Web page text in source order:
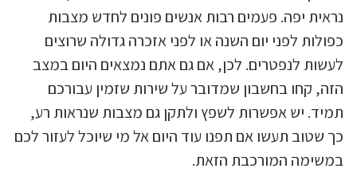
נראית יפה. פעמים רבות אנשים פונים לחדש מצבות
כפולות לפני יום השנה או לפני אזכרה גדולה שרוצים
לעשות לנפטרים. לכן, אם גם אתם נמצאים היום במצב
הזה, קחו בחשבון שמדובר על שירות שזמין עבורכם
תמיד. יש אפשרות לשפץ ולתקן גם מצבות שנראות רע,
כך שטוב תעשו אם תפנו עוד היום אל מי שיוכל לעזור לכם
במשימה המורכבת הזאת.